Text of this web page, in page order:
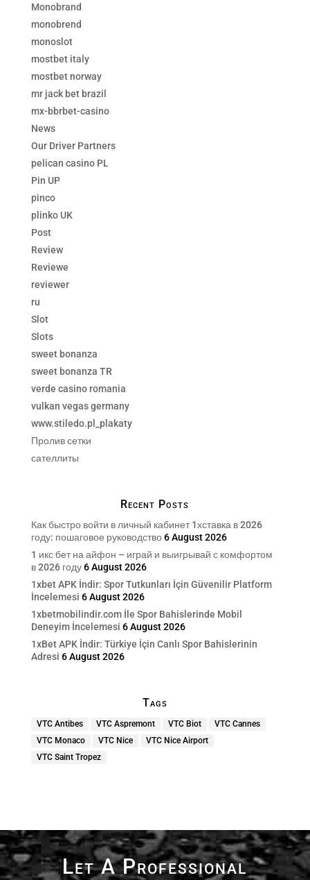
Monobrand
monobrend
monoslot
mostbet italy
mostbet norway
mr jack bet brazil
mx-bbrbet-casino
News
Our Driver Partners
pelican casino PL
Pin UP
pinco
plinko UK
Post
Review
Reviewe
reviewer
ru
Slot
Slots
sweet bonanza
sweet bonanza TR
verde casino romania
vulkan vegas germany
www.stiledo.pl_plakaty
Пролив сетки
сателлиты
Recent Posts
Как быстро войти в личный кабинет 1хставка в 2026
году: пошаговое руководство 6 August 2026
1 икс бет на айфон – играй и выигрывай с комфортом
в 2026 году 6 August 2026
1xbet APK İndir: Spor Tutkunları İçin Güvenilir Platform
İncelemesi 6 August 2026
1xbetmobilindir.com İle Spor Bahislerinde Mobil
Deneyim İncelemesi 6 August 2026
1xBet APK İndir: Türkiye İçin Canlı Spor Bahislerinin
Adresi 6 August 2026
Tags
VTC Antibes VTC Aspremont VTC Biot
VTC Cannes
VTC Monaco
VTC Nice
VTC Nice Airport
VTC Saint Tropez
Let A Professional